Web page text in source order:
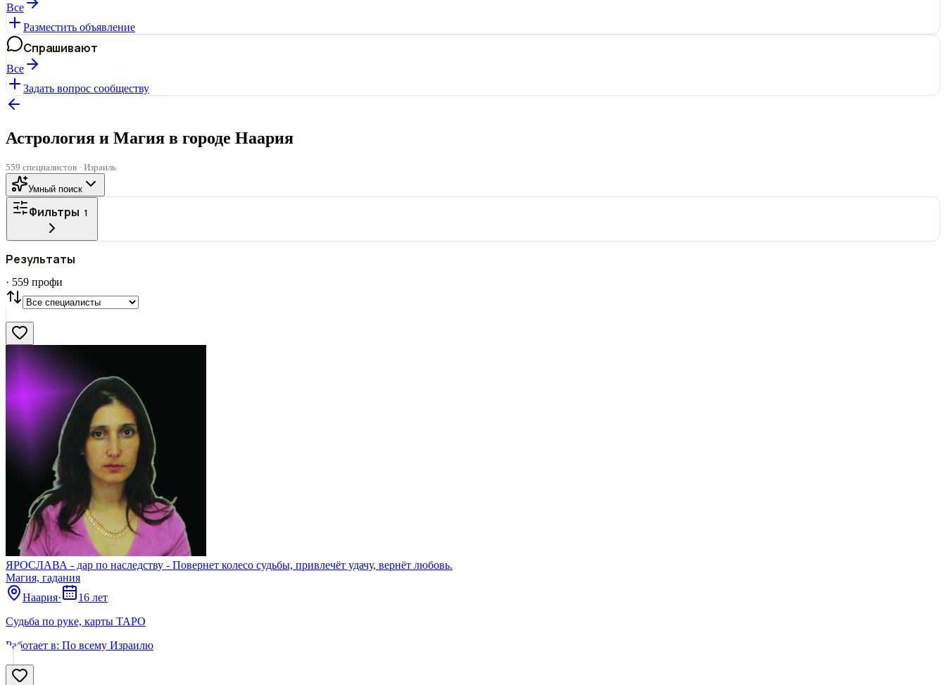
Все
Разместить объявление
Спрашивают
Все
Задать вопрос сообществу
Астрология и Магия в городе Наария
559 специалистов · Израиль
Умный поиск
Фильтры 1
СТАТУС
Нашли 559
Сбросить
Результаты
· 559 профи
ЯРОСЛАВА - дар по наследству - Повернет колесо судьбы, привлечёт удачу, вернёт любовь.
Магия, гадания
Наария·
16 лет
Судьба по руке, карты ТАРО
Работает в: По всему Израилю